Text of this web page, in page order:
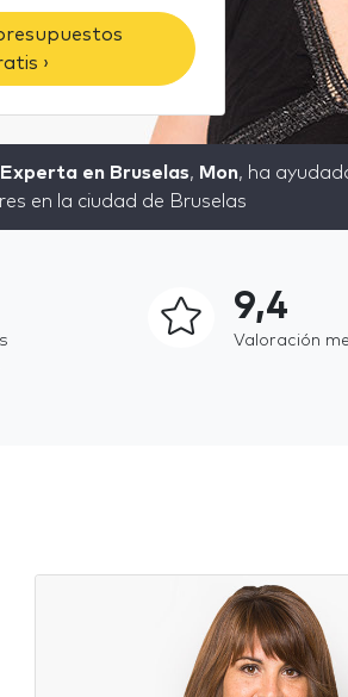
›
Experta en Bruselas, Mon, ha
en la ciudad de Bruselas
9,4
Valoración